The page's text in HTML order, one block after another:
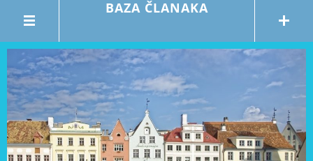
BAZA ČLANAKA